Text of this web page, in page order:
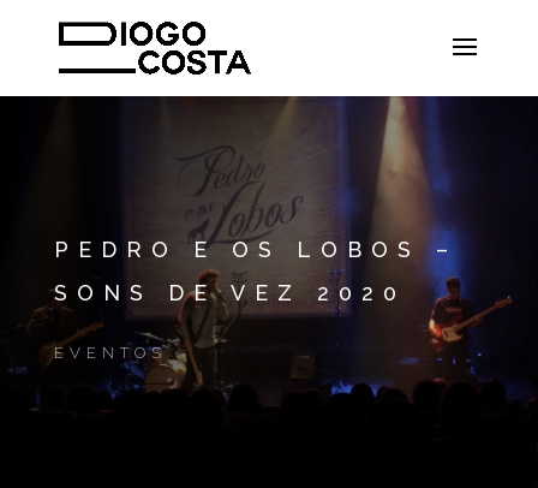
PEDRO E OS LOBOS –
SONS DE VEZ 2020
EVENTOS